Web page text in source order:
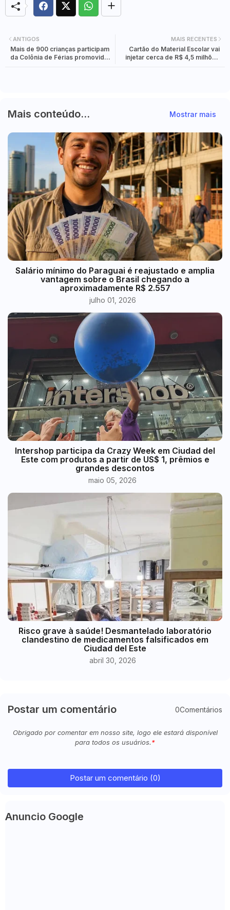
MAIS RECENTES
Cartão do Material Escolar vai
injetar cerca de R$ 4,5 milhões
ANTIGOS
Mais de 900 crianças participam
da Colônia de Férias promovida
Mais conteúdo... Mostrar mais
​Salário mínimo do Paraguai é reajustado e amplia
vantagem sobre o Brasil chegando a
aproximadamente R$ 2.557
julho 01, 2026
Intershop participa da Crazy Week em Ciudad del
Este com produtos a partir de US$ 1, prêmios e
grandes descontos
maio 05, 2026
Risco grave à saúde! Desmantelado laboratório
clandestino de medicamentos falsificados em
Ciudad del Este
abril 30, 2026
Postar um comentário 0Comentários
Obrigado por comentar em nosso site, logo ele estará disponível
para todos os usuários.
Postar um comentário (0)
Anuncio Google